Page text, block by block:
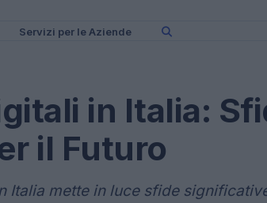
Servizi per le Aziende
in Italia:
il Futuro
Italia mette in luce sfide